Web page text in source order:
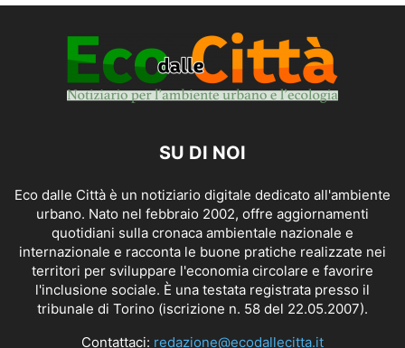
SU DI NOI
Eco dalle Città è un notiziario digitale dedicato all'ambiente
urbano. Nato nel febbraio 2002, offre aggiornamenti
quotidiani sulla cronaca ambientale nazionale e
internazionale e racconta le buone pratiche realizzate nei
territori per sviluppare l'economia circolare e favorire
l'inclusione sociale. È una testata registrata presso il
tribunale di Torino (iscrizione n. 58 del 22.05.2007).
Contattaci: redazione@ecodallecitta.it